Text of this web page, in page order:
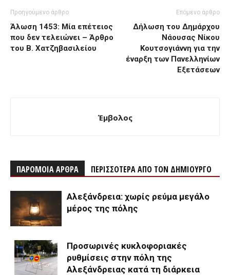
Προηγούμενο άρθρο
Άλωση 1453: Μία επέτειος
που δεν τελειώνει – Άρθρο
του Β. Χατζηβασιλείου
Επόμενο άρθρο
Δήλωση του Δημάρχου
Νάουσας Νίκου
Κουτσογιάννη για την
έναρξη των Πανελληνίων
Εξετάσεων
Έμβολος
ΠΑΡΟΜΟΙΑ ΑΡΘΡΑ ΠΕΡΙΣΣΟΤΕΡΑ ΑΠΟ ΤΟΝ ΔΗΜΙΟΥΡΓΟ
Αλεξάνδρεια: χωρίς ρεύμα μεγάλο
μέρος της πόλης
Προσωρινές κυκλοφοριακές
ρυθμίσεις στην πόλη της
Αλεξάνδρειας κατά τη διάρκεια